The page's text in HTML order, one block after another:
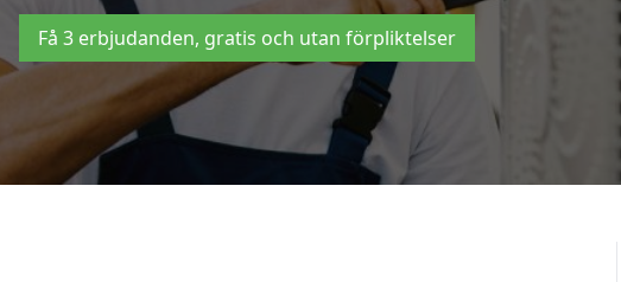
Få 3 erbjudanden, gratis och utan förpliktelser